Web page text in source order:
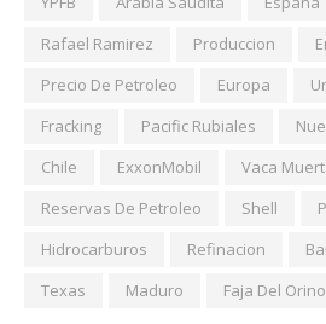
Rafael Ramirez
Produccion
Precio De Petroleo
Europa
Fracking
Pacific Rubiales
Chile
ExxonMobil Vaca
Reservas De Petroleo
Shell
Hidrocarburos
Refinacion
Texas
Maduro Faja Del